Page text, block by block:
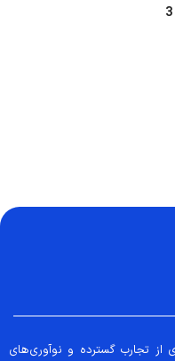
3
از تجارب گسترده و نوآوری‌های